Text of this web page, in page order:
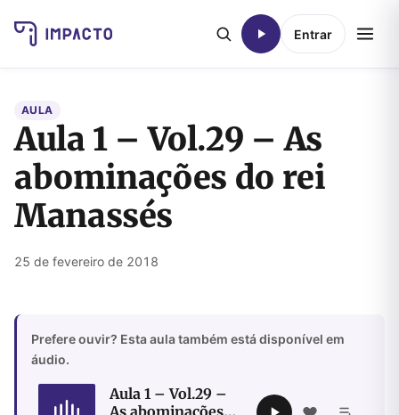
Entrar
AULA
Aula 1 – Vol.29 – As
abominações do rei
Manassés
25 de fevereiro de 2018
Prefere ouvir? Esta aula também está disponível em
áudio.
Aula 1 – Vol.29 –
As abominações